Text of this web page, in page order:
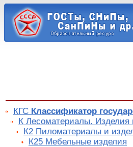
КГС Классификатор
К Лесоматериалы. Изделия
К2 Пиломатериалы и
К25 Мебельные изделия